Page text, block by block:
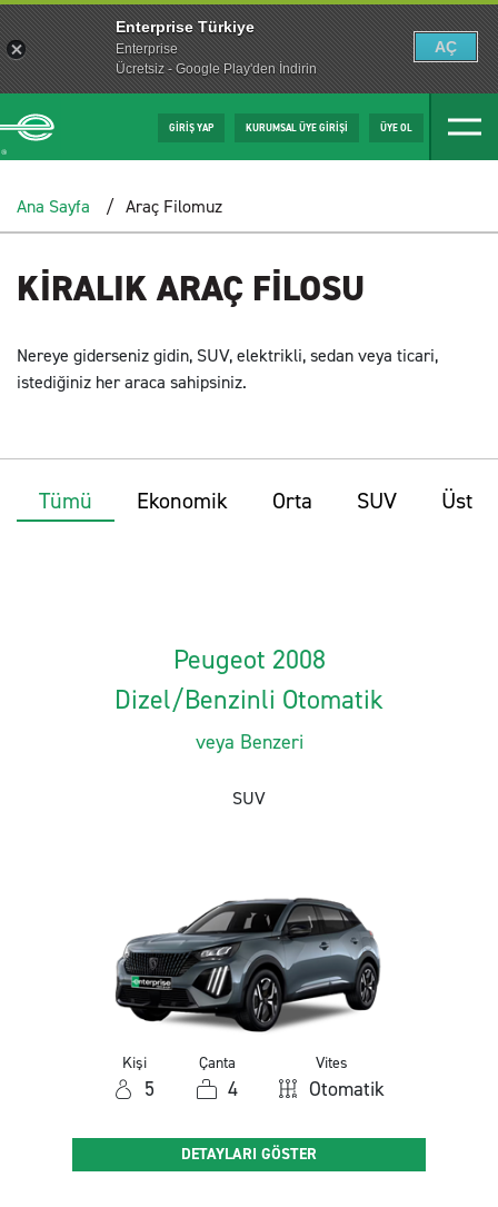
GİRİŞ YAP KURUMSAL ÜYE GİRİŞİ ÜYE OL
Ana Sayfa Araç Filomuz
KİRALIK ARAÇ FİLOSU
Nereye giderseniz gidin, SUV, elektrikli, sedan veya ticari,
istediğiniz her araca sahipsiniz.
Tümü Ekonomik Orta SUV Üst
Peugeot 2008
Dizel/Benzinli Otomatik
veya Benzeri
SUV
Kişi
5
Çanta
4
Vites
Otomatik
DETAYLARI GÖSTER
Enterprise Türkiye
Enterprise
Ücretsiz - Google Play'den İndirin
AÇ